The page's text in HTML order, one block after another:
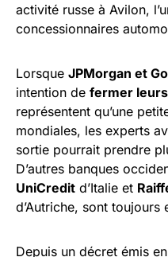
activité russe à Avilon,
concessionnaires
Lorsque JPMorgan et
intention de fermer
représentent qu’une
mondiales, les experts
sortie pourrait prendre
D’autres banques
UniCredit d’Italie et
d’Autriche, sont toujours
Depuis un décret émis